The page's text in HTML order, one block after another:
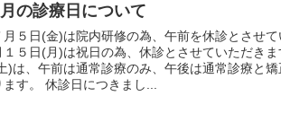
の診療日について
月５日(金)は院内研修の為、午前を休診とさせてい
１５日(月)は祝日の為、休診とさせていただきます。 ７月
)は、午前は通常診療のみ、午後は通常診療と
ります。 休診日につきまし...